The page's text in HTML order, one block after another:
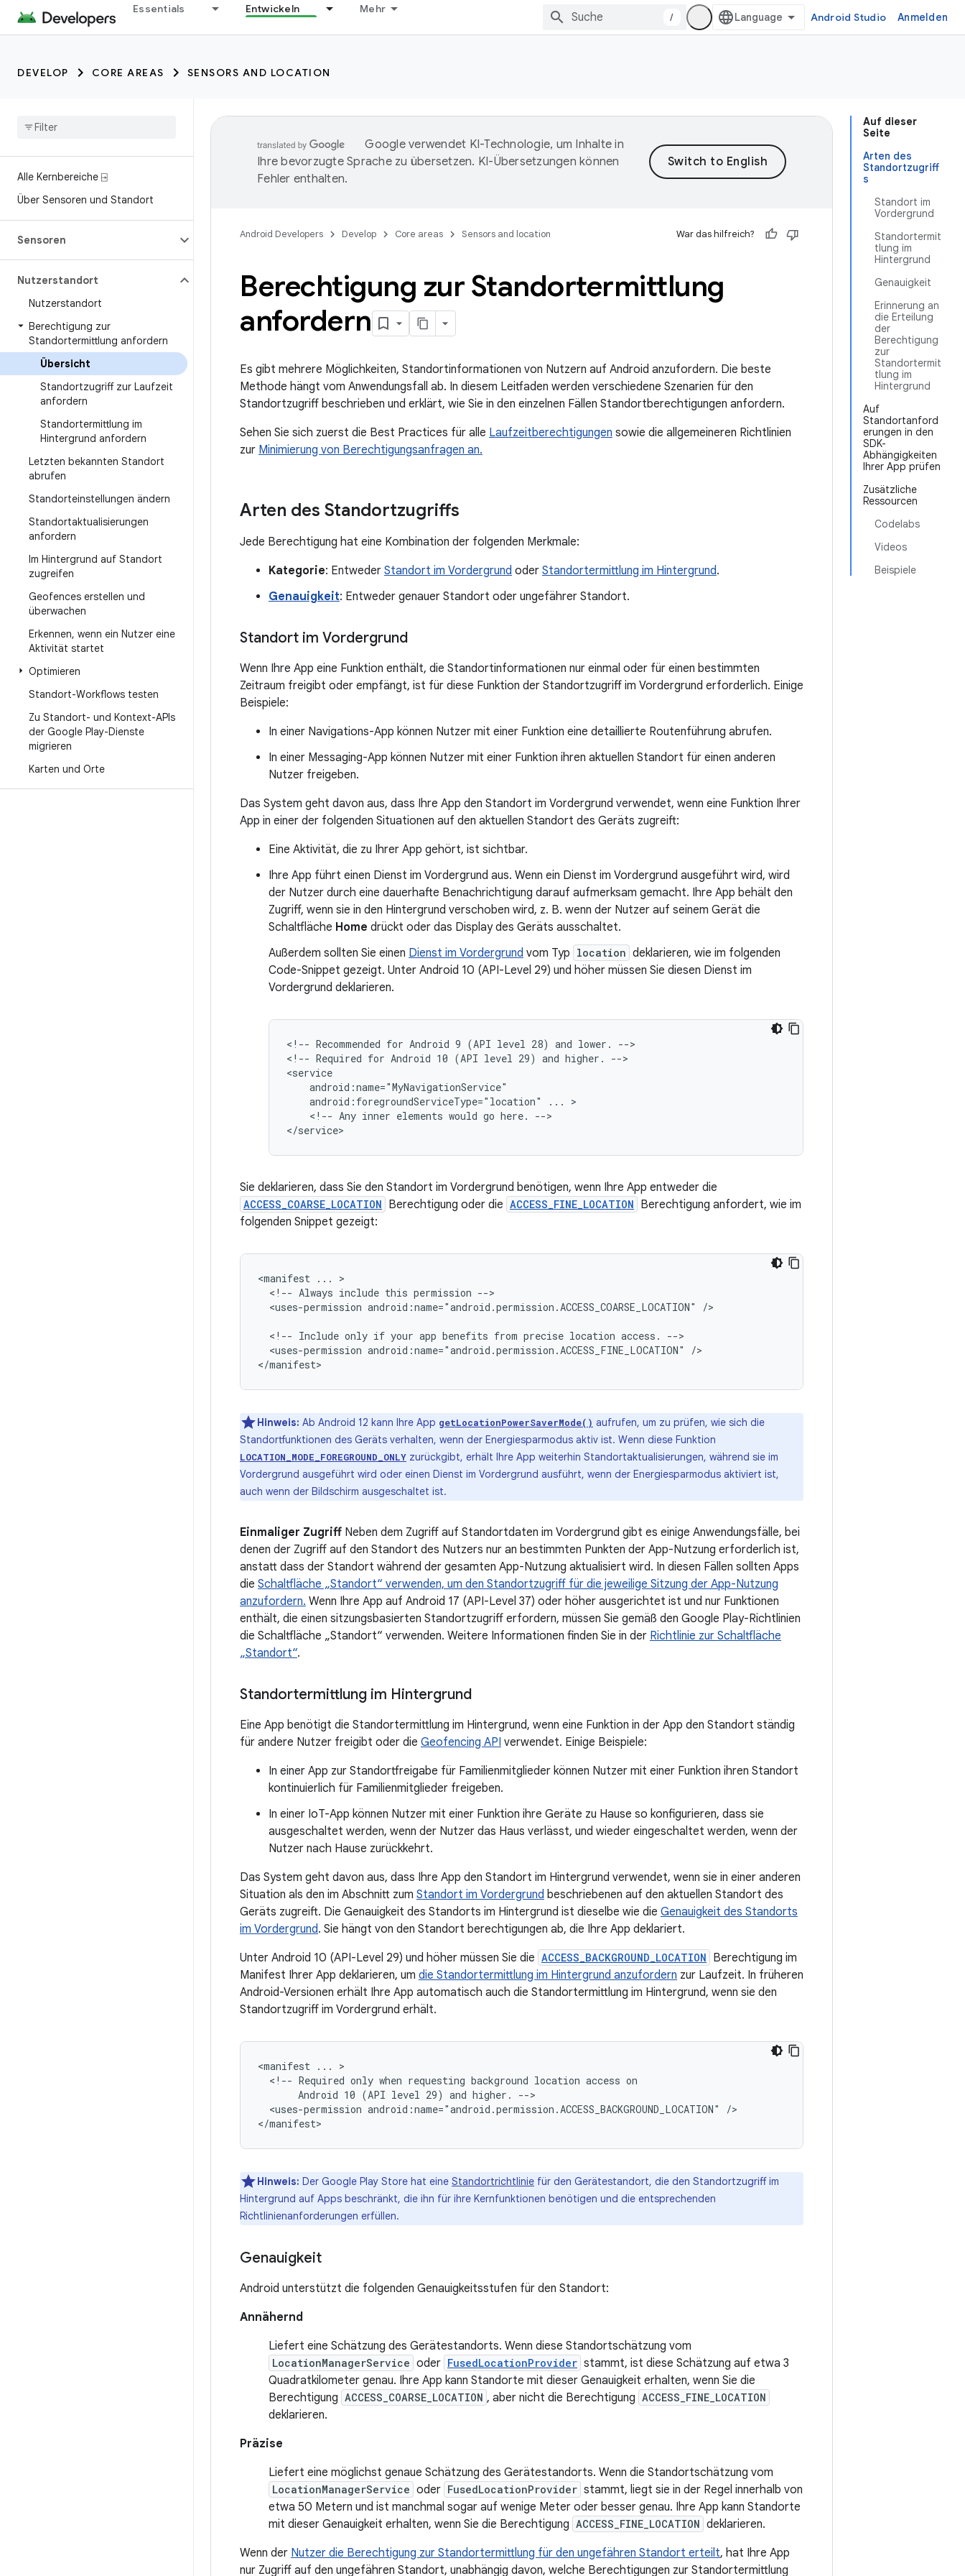
Essentials Entwickeln Mehr
/ Android Studio Anmelden
DEVELOP CORE AREAS SENSORS AND LOCATION
Alle Kernbereiche ⍈
Über Sensoren und Standort
Sensoren
Nutzerstandort
Nutzerstandort
Berechtigung zur
Standortermittlung anfordern
Übersicht
Standortzugriff zur Laufzeit
anfordern
Standortermittlung im
Hintergrund anfordern
Letzten bekannten Standort
abrufen
Standorteinstellungen ändern
Standortaktualisierungen
anfordern
Im Hintergrund auf Standort
zugreifen
Geofences erstellen und
überwachen
Erkennen, wenn ein Nutzer eine
Aktivität startet
Optimieren
Standort-Workflows testen
Zu Standort- und Kontext-APIs
der Google Play-Dienste
migrieren
Karten und Orte
Auf dieser
Seite
Arten des
Standortzugriff
s
Standort im
Vordergrund
Standortermit
tlung im
Hintergrund
Genauigkeit
Erinnerung an
die Erteilung
der
Berechtigung
zur
Standortermit
tlung im
Hintergrund
Auf
Standortanford
erungen in den
SDK-
Abhängigkeiten
Ihrer App prüfen
Zusätzliche
Ressourcen
Codelabs
Videos
Beispiele
Google verwendet KI-Technologie, um Inhalte in
Ihre bevorzugte Sprache zu übersetzen. KI-Übersetzungen können
Fehler enthalten.
Android Developers Develop Core areas Sensors and location War das hilfreich?
Berechtigung zur Standortermittlung
anfordern
Es gibt mehrere Möglichkeiten, Standortinformationen von Nutzern auf Android anzufordern. Die beste
Methode hängt vom Anwendungsfall ab. In diesem Leitfaden werden verschiedene Szenarien für den
Standortzugriff beschrieben und erklärt, wie Sie in den einzelnen Fällen Standortberechtigungen anfordern.
Sehen Sie sich zuerst die Best Practices für alle Laufzeitberechtigungen sowie die allgemeineren Richtlinien
zur Minimierung von Berechtigungsanfragen an.
Arten des Standortzugriffs
Jede Berechtigung hat eine Kombination der folgenden Merkmale:
Kategorie: Entweder Standort im Vordergrund oder Standortermittlung im Hintergrund.
Genauigkeit: Entweder genauer Standort oder ungefährer Standort.
Standort im Vordergrund
Wenn Ihre App eine Funktion enthält, die Standortinformationen nur einmal oder für einen bestimmten
Zeitraum freigibt oder empfängt, ist für diese Funktion der Standortzugriff im Vordergrund erforderlich. Einige
Beispiele:
In einer Navigations-App können Nutzer mit einer Funktion eine detaillierte Routenführung abrufen.
In einer Messaging-App können Nutzer mit einer Funktion ihren aktuellen Standort für einen anderen
Nutzer freigeben.
Das System geht davon aus, dass Ihre App den Standort im Vordergrund verwendet, wenn eine Funktion Ihrer
App in einer der folgenden Situationen auf den aktuellen Standort des Geräts zugreift:
Eine Aktivität, die zu Ihrer App gehört, ist sichtbar.
Ihre App führt einen Dienst im Vordergrund aus. Wenn ein Dienst im Vordergrund ausgeführt wird, wird
der Nutzer durch eine dauerhafte Benachrichtigung darauf aufmerksam gemacht. Ihre App behält den
Zugriff, wenn sie in den Hintergrund verschoben wird, z. B. wenn der Nutzer auf seinem Gerät die
Schaltfläche Home drückt oder das Display des Geräts ausschaltet.
Außerdem sollten Sie einen Dienst im Vordergrund vom Typ location deklarieren, wie im folgenden
Code-Snippet gezeigt. Unter Android 10 (API-Level 29) und höher müssen Sie diesen Dienst im
Vordergrund deklarieren.
<!-- Recommended for Android 9 (API level 28) and lower.
-->
<!-- Required for Android 10 (API level 29) and higher.
-->
android:foregroundServiceType="location"
...
<!-- Any inner elements would go here.
-->
Sie deklarieren, dass Sie den Standort im Vordergrund benötigen, wenn Ihre App entweder die
ACCESS_COARSE_LOCATION Berechtigung oder die ACCESS_FINE_LOCATION Berechtigung anfordert, wie im
folgenden Snippet gezeigt:
<manifest ...
<!-- Always include this permission
<uses-permission android:name="android.permission.ACCESS_COARSE_LOCATION" />
<!-- Include only if your app benefits from precise location access.
<uses-permission android:name="android.permission.ACCESS_FINE_LOCATION"
/>
Hinweis: Ab Android 12 kann Ihre App getLocationPowerSaverMode() aufrufen, um zu prüfen, wie sich die
Standortfunktionen des Geräts verhalten, wenn der Energiesparmodus aktiv ist. Wenn diese Funktion
LOCATION_MODE_FOREGROUND_ONLY zurückgibt, erhält Ihre App weiterhin Standortaktualisierungen, während sie im
Vordergrund ausgeführt wird oder einen Dienst im Vordergrund ausführt, wenn der Energiesparmodus aktiviert ist,
auch wenn der Bildschirm ausgeschaltet ist.
Einmaliger Zugriff Neben dem Zugriff auf Standortdaten im Vordergrund gibt es einige Anwendungsfälle, bei
denen der Zugriff auf den Standort des Nutzers nur an bestimmten Punkten der App-Nutzung erforderlich ist,
anstatt dass der Standort während der gesamten App-Nutzung aktualisiert wird. In diesen Fällen sollten Apps
die Schaltfläche „Standort“ verwenden, um den Standortzugriff für die jeweilige Sitzung der App-Nutzung
anzufordern. Wenn Ihre App auf Android 17 (API-Level 37) oder höher ausgerichtet ist und nur Funktionen
enthält, die einen sitzungsbasierten Standortzugriff erfordern, müssen Sie gemäß den Google Play-Richtlinien
die Schaltfläche „Standort“ verwenden. Weitere Informationen finden Sie in der Richtlinie zur Schaltfläche
„Standort“.
Standortermittlung im Hintergrund
Eine App benötigt die Standortermittlung im Hintergrund, wenn eine Funktion in der App den Standort ständig
für andere Nutzer freigibt oder die Geofencing API verwendet. Einige Beispiele:
In einer App zur Standortfreigabe für Familienmitglieder können Nutzer mit einer Funktion ihren Standort
kontinuierlich für Familienmitglieder freigeben.
In einer IoT-App können Nutzer mit einer Funktion ihre Geräte zu Hause so konfigurieren, dass sie
ausgeschaltet werden, wenn der Nutzer das Haus verlässt, und wieder eingeschaltet werden, wenn der
Nutzer nach Hause zurückkehrt.
Das System geht davon aus, dass Ihre App den Standort im Hintergrund verwendet, wenn sie in einer anderen
Situation als den im Abschnitt zum Standort im Vordergrund beschriebenen auf den aktuellen Standort des
Geräts zugreift. Die Genauigkeit des Standorts im Hintergrund ist dieselbe wie die Genauigkeit des Standorts
im Vordergrund. Sie hängt von den Standort berechtigungen ab, die Ihre App deklariert.
Unter Android 10 (API-Level 29) und höher müssen Sie die ACCESS_BACKGROUND_LOCATION Berechtigung im
Manifest Ihrer App deklarieren, um die Standortermittlung im Hintergrund anzufordern zur Laufzeit. In früheren
Android-Versionen erhält Ihre App automatisch auch die Standortermittlung im Hintergrund, wenn sie den
Standortzugriff im Vordergrund erhält.
<manifest ...
<!-- Required only when requesting background location access
Android 10 (API level 29) and higher.
<uses-permission android:name="android.permission.ACCESS_BACKGROUND_LOCATION"
/>
Hinweis: Der Google Play Store hat eine Standortrichtlinie für den Gerätestandort, die den Standortzugriff im
Hintergrund auf Apps beschränkt, die ihn für ihre Kernfunktionen benötigen und die entsprechenden
Richtlinienanforderungen erfüllen.
Genauigkeit
Android unterstützt die folgenden Genauigkeitsstufen für den Standort:
Annähernd
Liefert eine Schätzung des Gerätestandorts. Wenn diese Standortschätzung vom
LocationManagerService oder FusedLocationProvider stammt, ist diese Schätzung auf etwa 3
Quadratkilometer genau. Ihre App kann Standorte mit dieser Genauigkeit erhalten, wenn Sie die
Berechtigung ACCESS_COARSE_LOCATION , aber nicht die Berechtigung ACCESS_FINE_LOCATION
deklarieren.
Präzise
Liefert eine möglichst genaue Schätzung des Gerätestandorts. Wenn die Standortschätzung vom
LocationManagerService oder FusedLocationProvider stammt, liegt sie in der Regel innerhalb von
etwa 50 Metern und ist manchmal sogar auf wenige Meter oder besser genau. Ihre App kann Standorte
mit dieser Genauigkeit erhalten, wenn Sie die Berechtigung ACCESS_FINE_LOCATION deklarieren.
Wenn der Nutzer die Berechtigung zur Standortermittlung für den ungefähren Standort erteilt, hat Ihre App
nur Zugriff auf den ungefähren Standort, unabhängig davon, welche Berechtigungen zur Standortermittlung